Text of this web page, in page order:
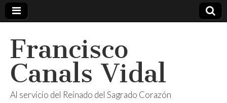
Francisco
Canals Vidal
Al servicio del Reinado del Sagrado Corazón